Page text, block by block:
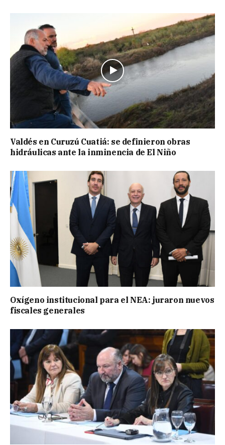
Valdés en Curuzú Cuatiá: se definieron obras
hidráulicas ante la inminencia de El Niño
Oxígeno institucional para el NEA: juraron nuevos
fiscales generales